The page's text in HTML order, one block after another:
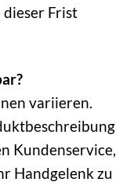
dieser Frist
variieren.
Kundenservice,
Handgelenk zu